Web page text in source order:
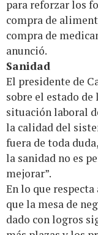
para reforzar los
compra de
compra de
anunció.
Sanidad
El presidente de
sobre el estado
situación laboral
la calidad del
fuera de toda
la sanidad no es
mejorar”.
En lo que
que la mesa de
dado con logros